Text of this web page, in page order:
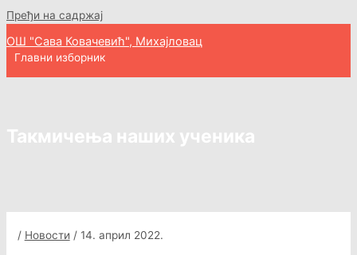
Пређи на садржај
ОШ "Сава Ковачевић", Михајловац
Главни изборник
Такмичења наших ученика
/ Новости / 14. април 2022.